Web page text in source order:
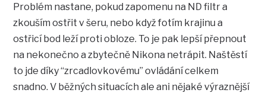
Problém nastane, pokud zapomenu na ND filtr a
zkouším ostřit v šeru, nebo když fotím krajinu a
ostřicí bod leží proti obloze. To je pak lepší přepnout
na nekonečno a zbytečně Nikona netrápit. Naštěstí
to jde díky “zrcadlovkovému” ovládání celkem
snadno. V běžných situacích ale ani nějaké výraznější